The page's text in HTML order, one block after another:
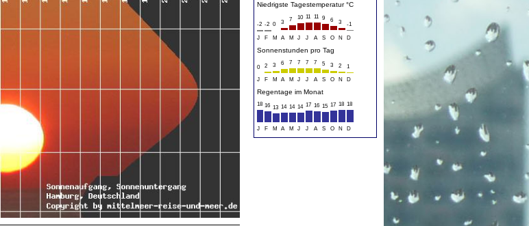
Niedrigste Tagestemperatur °C
-2 -2 0 3 7 10 11 11 9 6 3 -1
J F M A M J J A S O N D
Sonnenstunden pro Tag
0 2 3 6 7 7 7 7 5 3 2 1
J F M A M J J A S O N D
Regentage im Monat
18 16 13 14 14 14 17 16 15 17 18 18
J F M A M J J A S O N D